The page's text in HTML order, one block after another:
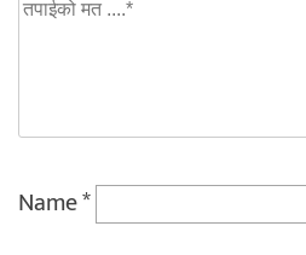
Name*